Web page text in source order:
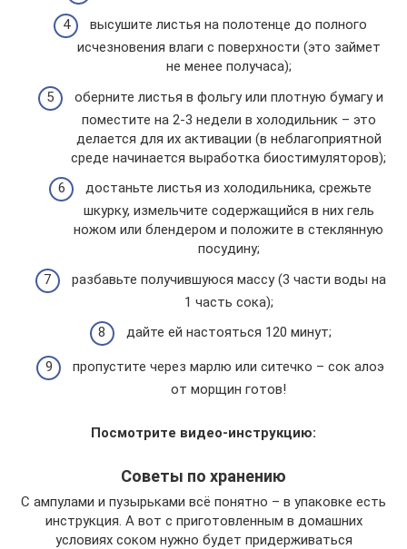
высушите листья на полотенце до полного
исчезновения влаги с поверхности (это займет
не менее получаса);
оберните листья в фольгу или плотную бумагу и
поместите на 2-3 недели в холодильник – это
делается для их активации (в неблагоприятной
среде начинается выработка биостимуляторов);
достаньте листья из холодильника, срежьте
шкурку, измельчите содержащийся в них гель
ножом или блендером и положите в стеклянную
посудину;
разбавьте получившуюся массу (3 части воды на
1 часть сока);
дайте ей настояться 120 минут;
пропустите через марлю или ситечко – сок алоэ
от морщин готов!
Посмотрите видео-инструкцию:
Советы по хранению
С ампулами и пузырьками всё понятно – в упаковке есть
инструкция. А вот с приготовленным в домашних
условиях соком нужно будет придерживаться